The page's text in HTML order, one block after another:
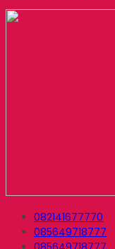
082141677770
085649718777